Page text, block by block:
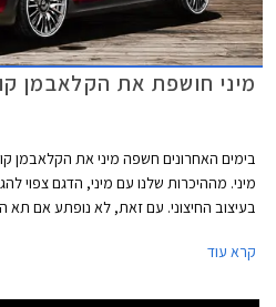
מיני חושפת את הקלאבמן
בימים האחרונים חשפה מיני את הקלאבמן
מיני. מההיכרות שלנו עם מיני, הדגם צפוי
בעיצוב החיצוני. עם זאת, לא נופתע אם תא
קרא עוד